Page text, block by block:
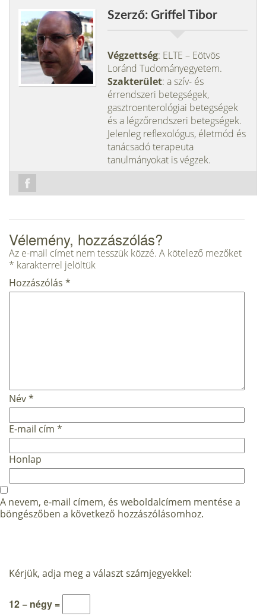
Szerző: Griffel Tibor
Végzettség: ELTE – Eötvös
Loránd Tudományegyetem.
Szakterület: a szív- és
érrendszeri betegségek,
gasztroenterológiai betegségek
és a légzőrendszeri betegségek.
Jelenleg reflexológus, életmód és
tanácsadó terapeuta
tanulmányokat is végzek.
Vélemény, hozzászólás?
Az e-mail címet nem tesszük közzé. A kötelező mezőket
* karakterrel jelöltük
Hozzászólás *
Név*
E-mail cím *
Honlap
A nevem, e-mail címem, és weboldalcímem mentése a
böngészőben a következő hozzászólásomhoz.
Kérjük, adja meg a választ számjegyekkel:
12 − négy =